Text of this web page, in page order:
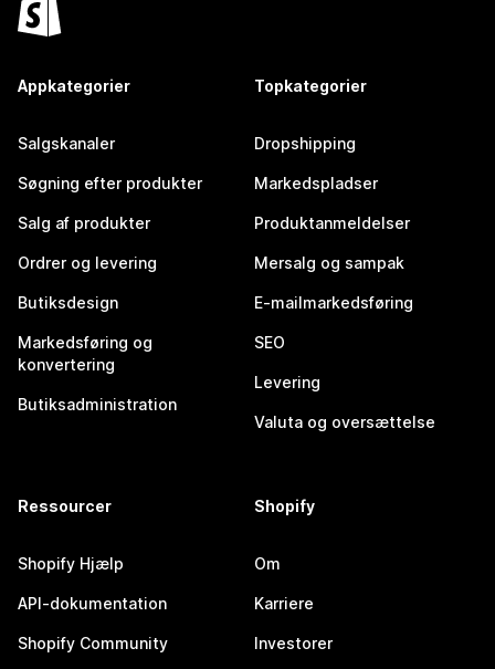
Appkategorier
Salgskanaler
Søgning efter produkter
Salg af produkter
Ordrer og levering
Butiksdesign
Markedsføring og
konvertering
Butiksadministration
Topkategorier
Dropshipping
Markedspladser
Produktanmeldelser
Mersalg og sampak
E-mailmarkedsføring
SEO
Levering
Valuta og oversættelse
Ressourcer
Shopify Hjælp
API-dokumentation
Shopify Community
Shopify
Om
Karriere
Investorer